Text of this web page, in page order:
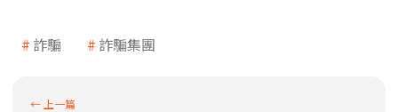
詐騙 詐騙集團